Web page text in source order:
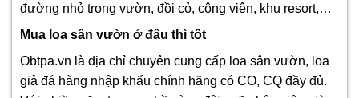
đường nhỏ trong vườn, đồi cỏ, công viên, khu resort,…
Mua loa sân vườn ở đâu thì tốt
Obtpa.vn là địa chỉ chuyên cung cấp loa sân vườn, loa
giả đá hàng nhập khẩu chính hãng có CO, CQ đầy đủ.